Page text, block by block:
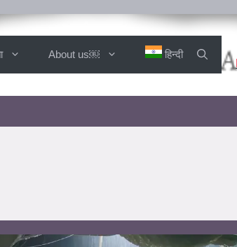
About us￼ हिन्दी